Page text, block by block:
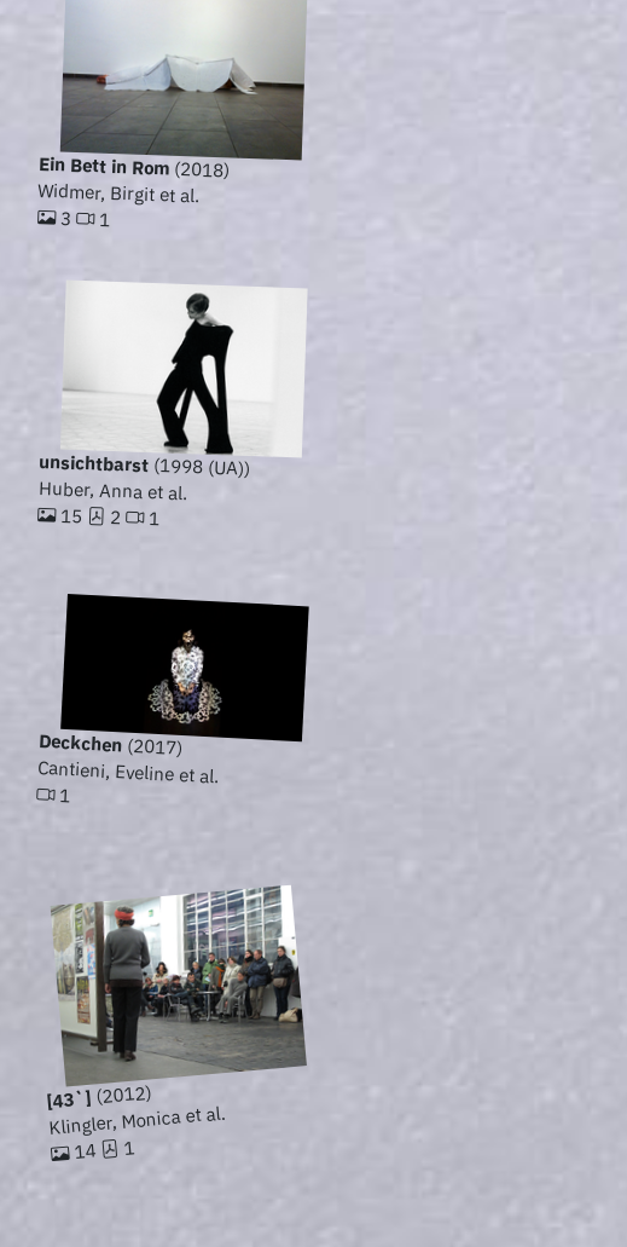
Ein Bett in Rom(2018)
Widmer, Birgit et al.
3 1
unsichtbarst(1998 (UA))
Huber, Anna et al.
15 2 1
Deckchen(2017)
Cantieni, Eveline et al.
1
[43`](2012)
Klingler, Monica et al.
14 1